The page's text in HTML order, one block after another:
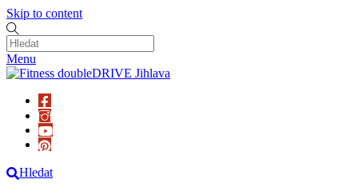
Skip to content
Menu
Hledat